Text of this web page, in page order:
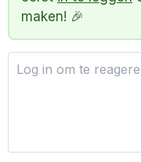
maken! 🎉